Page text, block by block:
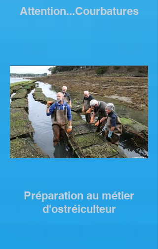
Attention...Courbatures
Préparation au métier
d'ostréiculteur